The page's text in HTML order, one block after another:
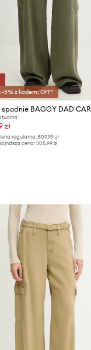
5% z kodem: OFF*
spodnie BAGGY DAD
zł
regularna: 509,99 zł
cena: 305,99 zł